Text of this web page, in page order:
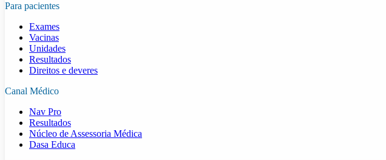
Para pacientes
Exames
Vacinas
Unidades
Resultados
Direitos e deveres
Canal Médico
Nav Pro
Resultados
Núcleo de Assessoria Médica
Dasa Educa